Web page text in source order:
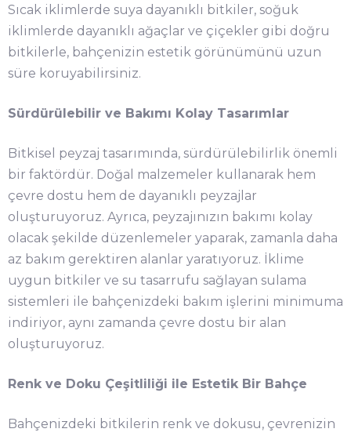
Sıcak iklimlerde suya dayanıklı bitkiler, soğuk
iklimlerde dayanıklı ağaçlar ve çiçekler gibi doğru
bitkilerle, bahçenizin estetik görünümünü uzun
süre koruyabilirsiniz.
Sürdürülebilir ve Bakımı Kolay Tasarımlar
Bitkisel peyzaj tasarımında, sürdürülebilirlik önemli
bir faktördür. Doğal malzemeler kullanarak hem
çevre dostu hem de dayanıklı peyzajlar
oluşturuyoruz. Ayrıca, peyzajınızın bakımı kolay
olacak şekilde düzenlemeler yaparak, zamanla daha
az bakım gerektiren alanlar yaratıyoruz. İklime
uygun bitkiler ve su tasarrufu sağlayan sulama
sistemleri ile bahçenizdeki bakım işlerini minimuma
indiriyor, aynı zamanda çevre dostu bir alan
oluşturuyoruz.
Renk ve Doku Çeşitliliği ile Estetik Bir Bahçe
Bahçenizdeki bitkilerin renk ve dokusu, çevrenizin